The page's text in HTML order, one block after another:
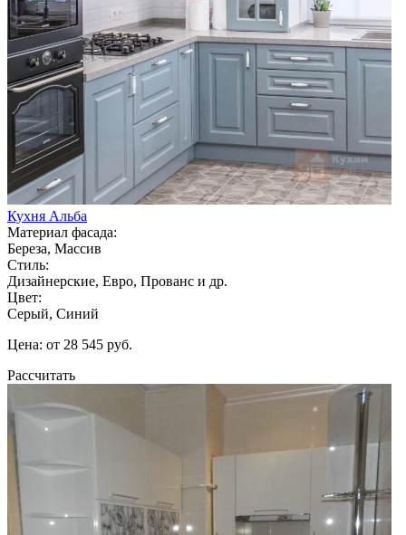
Кухня Альба
Материал фасада:
Береза, Массив
Стиль:
Дизайнерские, Евро, Прованс и др.
Цвет:
Серый, Синий
Цена: от 28 545 руб.
Рассчитать